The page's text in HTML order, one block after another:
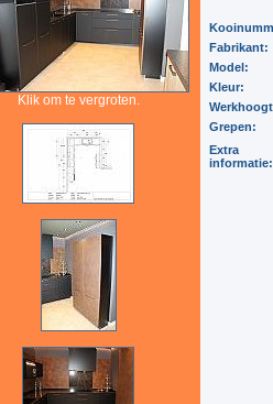
Klik om te vergroten.
Fabrikant:
Model:
Kleur:
Grepen:
Extra
informatie: